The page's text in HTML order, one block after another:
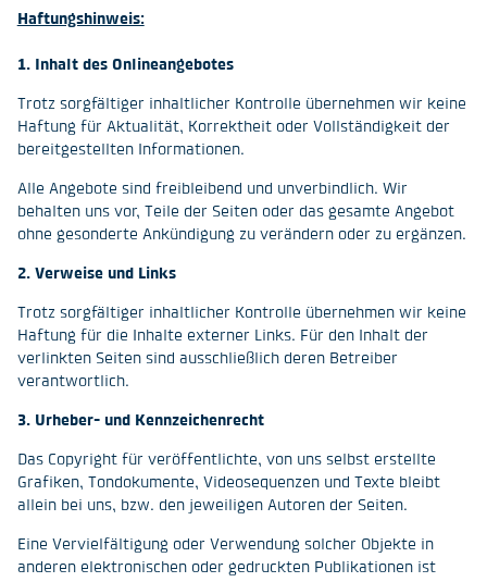
Haftungshinweis:
1. Inhalt des Onlineangebotes
Trotz sorgfältiger inhaltlicher Kontrolle übernehmen wir keine
Haftung für Aktualität, Korrektheit oder Vollständigkeit der
bereitgestellten Informationen.
Alle Angebote sind freibleibend und unverbindlich. Wir
behalten uns vor, Teile der Seiten oder das gesamte Angebot
ohne gesonderte Ankündigung zu verändern oder zu ergänzen.
2. Verweise und Links
Trotz sorgfältiger inhaltlicher Kontrolle übernehmen wir keine
Haftung für die Inhalte externer Links. Für den Inhalt der
verlinkten Seiten sind ausschließlich deren Betreiber
verantwortlich.
3. Urheber- und Kennzeichenrecht
Das Copyright für veröffentlichte, von uns selbst erstellte
Grafiken, Tondokumente, Videosequenzen und Texte bleibt
allein bei uns, bzw. den jeweiligen Autoren der Seiten.
Eine Vervielfältigung oder Verwendung solcher Objekte in
anderen elektronischen oder gedruckten Publikationen ist